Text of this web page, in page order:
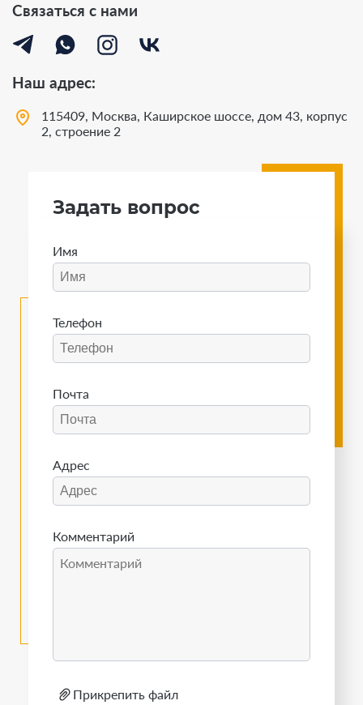
Связаться с нами
Наш адрес:
115409, Москва, Каширское шоссе, дом 43, корпус
2, строение 2
Задать вопрос
Имя
Телефон
Почта
Адрес
Комментарий
Прикрепить файл